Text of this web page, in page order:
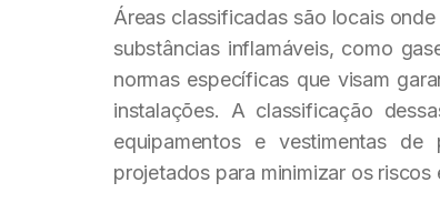
Áreas classificadas são locais
substâncias inflamáveis, como
normas específicas que visam
instalações. A classificação
equipamentos e vestimentas
projetados para minimizar os riscos